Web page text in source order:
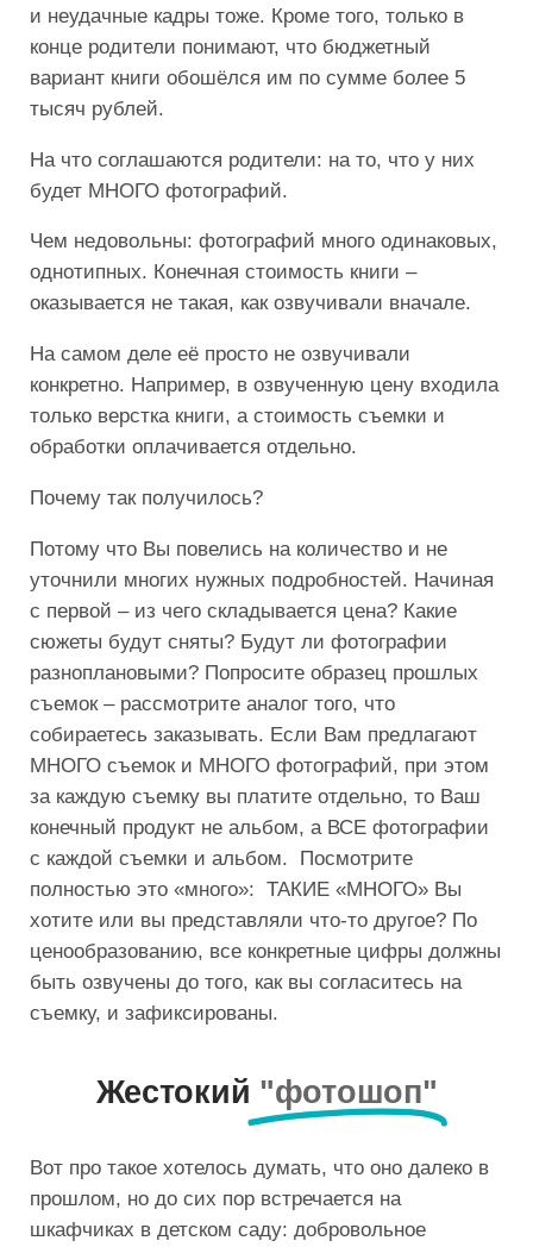
и неудачные кадры тоже. Кроме того, только в
конце родители понимают, что бюджетный
вариант книги обошёлся им по сумме более 5
тысяч рублей.
На что соглашаются родители: на то, что у них
будет МНОГО фотографий.
Чем недовольны: фотографий много одинаковых,
однотипных. Конечная стоимость книги –
оказывается не такая, как озвучивали вначале.
На самом деле её просто не озвучивали
конкретно. Например, в озвученную цену входила
только верстка книги, а стоимость съемки и
обработки оплачивается отдельно.
Почему так получилось?
Потому что Вы повелись на количество и не
уточнили многих нужных подробностей. Начиная
с первой – из чего складывается цена? Какие
сюжеты будут сняты? Будут ли фотографии
разноплановыми? Попросите образец прошлых
съемок – рассмотрите аналог того, что
собираетесь заказывать. Если Вам предлагают
МНОГО съемок и МНОГО фотографий, при этом
за каждую съемку вы платите отдельно, то Ваш
конечный продукт не альбом, а ВСЕ фотографии
с каждой съемки и альбом. Посмотрите
полностью это «много»: ТАКИЕ «МНОГО» Вы
хотите или вы представляли что-то другое? По
ценообразованию, все конкретные цифры должны
быть озвучены до того, как вы согласитесь на
съемку, и зафиксированы.
Жестокий "фотошоп"
Вот про такое хотелось думать, что оно далеко в
прошлом, но до сих пор встречается на
шкафчиках в детском саду: добровольное